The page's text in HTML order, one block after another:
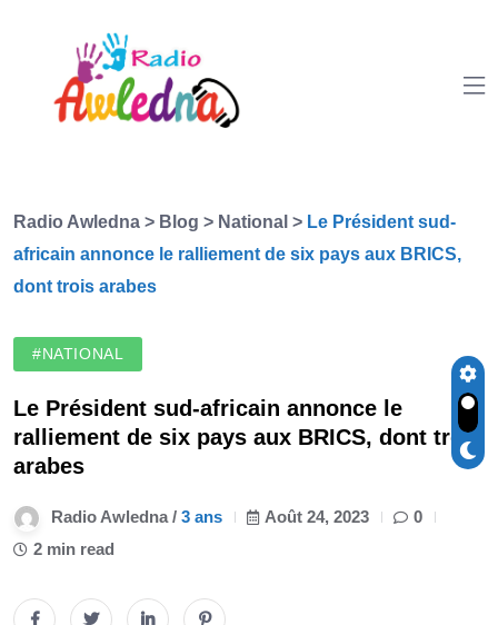
Radio Awledna > Blog > National > Le Président sud-
africain annonce le ralliement de six pays aux BRICS,
dont trois arabes
#NATIONAL
Le Président sud-africain annonce le
ralliement de six pays aux BRICS, dont trois
arabes
Radio Awledna / 3 ans Août 24, 2023
0
2 min read